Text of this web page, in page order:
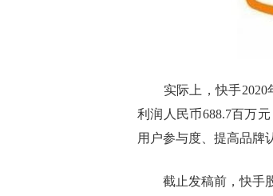
实际上，快手2020年
利润人民币688.7百万
用户参与度、提高品牌
截止发稿前，快手股